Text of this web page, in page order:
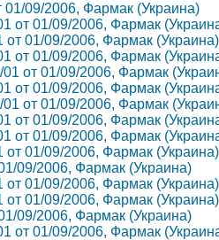
01/09/2006, Фармак (Украина)
от 01/09/2006, Фармак
от 01/09/2006, Фармак (Украина)
от 01/09/2006, Фармак
01 от 01/09/2006, Фармак
от 01/09/2006, Фармак
01 от 01/09/2006, Фармак
от 01/09/2006, Фармак
от 01/09/2006, Фармак
от 01/09/2006, Фармак (Украина)
09/2006, Фармак (Украина)
от 01/09/2006, Фармак (Украина)
от 01/09/2006, Фармак (Украина)
09/2006, Фармак (Украина)
от 01/09/2006, Фармак